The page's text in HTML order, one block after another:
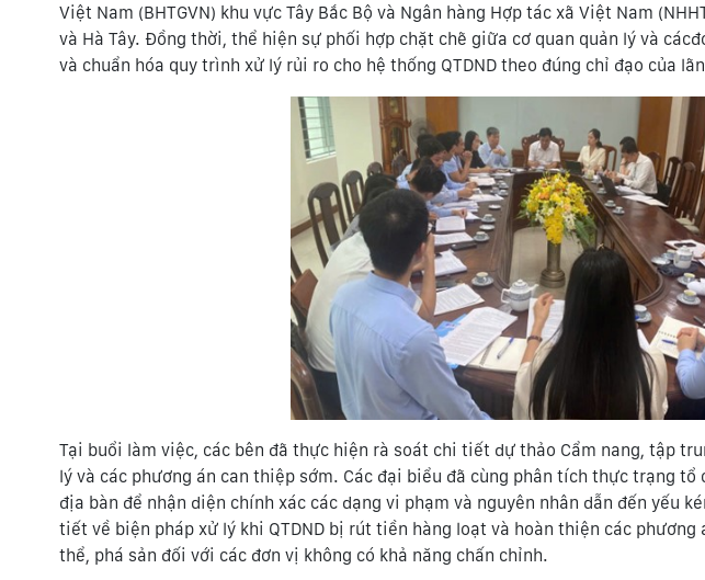
Việt Nam (BHTGVN) khu vực Tây Bắc Bộ và Ngân hàng Hợp tác xã Việt Nam
và Hà Tây. Đồng thời, thể hiện sự phối hợp chặt chẽ giữa cơ quan quản lý và
và chuẩn hóa quy trình xử lý rủi ro cho hệ thống QTDND theo đúng chỉ đạo của
Tại buổi làm việc, các bên đã thực hiện rà soát chi tiết dự thảo Cẩm nang, tập
lý và các phương án can thiệp sớm. Các đại biểu đã cùng phân tích thực trạng tổ
địa bàn để nhận diện chính xác các dạng vi phạm và nguyên nhân dẫn đến yếu
tiết về biện pháp xử lý khi QTDND bị rút tiền hàng loạt và hoàn thiện các
thể, phá sản đối với các đơn vị không có khả năng chấn chỉnh.